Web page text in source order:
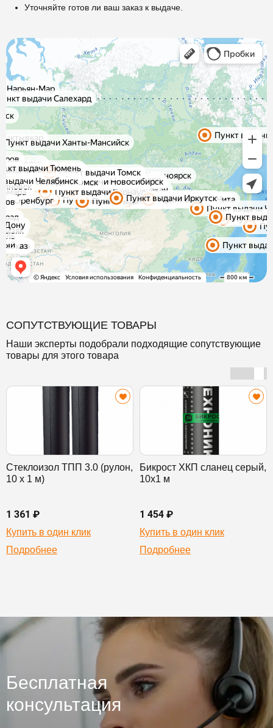
Уточняйте готов ли ваш заказ к выдаче.
СОПУТСТВУЮЩИЕ ТОВАРЫ
Наши эксперты подобрали подходящие сопутствующие
товары для этого товара
Стеклоизол ТПП 3.0 (рулон,
10 х 1 м)
1 361 ₽
Купить в один клик
Подробнее
Бикрост ХКП сланец серый,
10х1 м
1 454 ₽
Купить в один клик
Подробнее
Бесплатная
консультация